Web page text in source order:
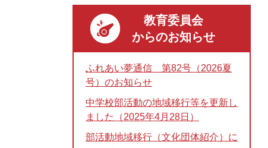
教育委員会
からのお知らせ
ふれあい夢通信 第82号（2026夏
号）のお知らせ
中学校部活動の地域移行等を更新し
ました（2025年4月28日）
部活動地域移行（文化団体紹介）に